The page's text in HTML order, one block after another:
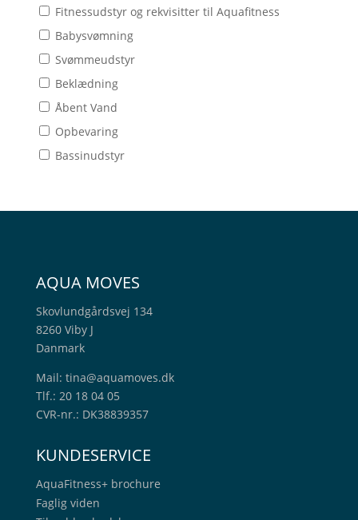
Fitnessudstyr og rekvisitter til Aquafitness
Babysvømning
Svømmeudstyr
Beklædning
Åbent Vand
Opbevaring
Bassinudstyr
AQUA MOVES
Skovlundgårdsvej 134
8260 Viby J
Danmark
Mail: tina@aquamoves.dk
Tlf.: 20 18 04 05
CVR-nr.: DK38839357
KUNDESERVICE
AquaFitness+ brochure
Faglig viden